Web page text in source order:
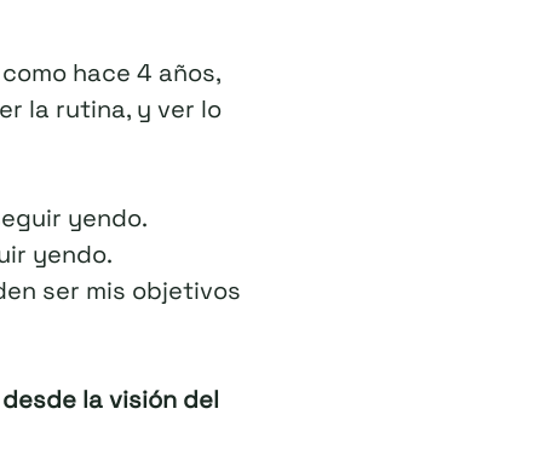
hace 4 años,
la rutina, y ver lo
yendo.
yendo.
ser mis objetivos
la visión del